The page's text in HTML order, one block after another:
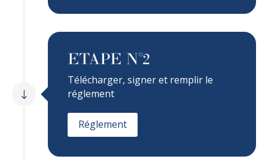
ETAPE N°2
Télécharger, signer et remplir le
réglement
Réglement